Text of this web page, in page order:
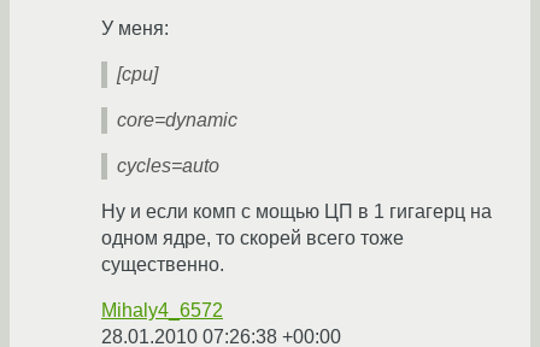
У меня:
[cpu]
core=dynamic
cycles=auto
Ну и если комп с мощью ЦП в 1 гигагерц на
одном ядре, то скорей всего тоже
существенно.
Mihaly4_6572
28.01.2010 07:26:38 +00:00